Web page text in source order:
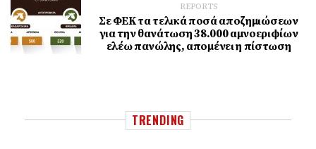
REPORTS
Σε ΦΕΚ τα τελικά ποσά αποζημιώσεων
για την θανάτωση 38.000 αμνοεριφίων
ελέω πανώλης, απομένει η πίστωση
TRENDING